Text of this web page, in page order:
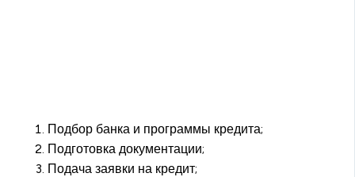
Подбор банка и программы кредита;
Подготовка документации;
Подача заявки на кредит;